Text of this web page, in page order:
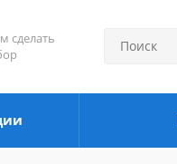
сделать